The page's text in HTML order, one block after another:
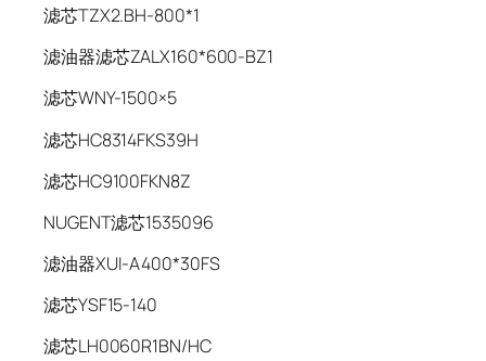
滤芯TZX2.BH-800*1
滤油器滤芯ZALX160*600-BZ1
滤芯WNY-1500×5
滤芯HC8314FKS39H
滤芯HC9100FKN8Z
NUGENT滤芯1535096
滤油器XUI-A400*30FS
滤芯YSF15-140
滤芯LH0060R1BN/HC